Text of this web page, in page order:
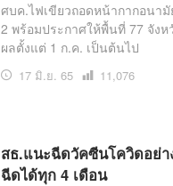
ศบค.ไฟเขียวถอดหน้ากากอนา
2 พร้อมประกาศให้พื้นที่ 77 จัง
ผลตั้งแต่ 1 ก.ค. เป็นต้นไป
17 มิ.ย. 65
เปิด
11,076
สธ.แนะฉีดวัคซีนโควิดอย่า
ฉีดได้ทุก 4 เดือน